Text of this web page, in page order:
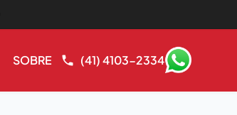
SOBRE (41) 4103-2334